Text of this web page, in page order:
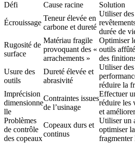
Défi Cause racine Solution
Écrouissage
Teneur élevée en
carbone et dureté
Utiliser
durée de
Rugosité de
surface
Matériau fragile
provoquant des «
arrachements »
Optimiser
outils
des
Usure des
outils
Dureté élevée et
abrasivité
Utiliser des
réduire la
Imprécision
dimensionne
lle
Contraintes issues
de l’usinage
Effectuer
réduire les
et
Problèmes
de contrôle
des copeaux
Copeaux durs et
continus
Utiliser un
optimiser
fragmenter